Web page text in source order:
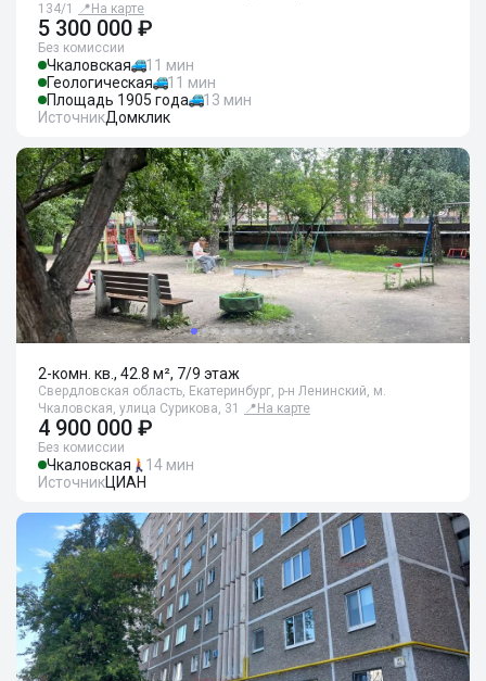
134/1
📍 На карте
5 300 000 ₽
Без комиссии
Чкаловская
11 мин
Геологическая
11 мин
Площадь 1905 года
13 мин
ИсточникДомклик
2-комн. кв., 42.8 м², 7/9 этаж
Свердловская область, Екатеринбург, р-н Ленинский, м.
Чкаловская, улица Сурикова, 31
📍 На карте
4 900 000 ₽
Без комиссии
Чкаловская
14 мин
ИсточникЦИАН